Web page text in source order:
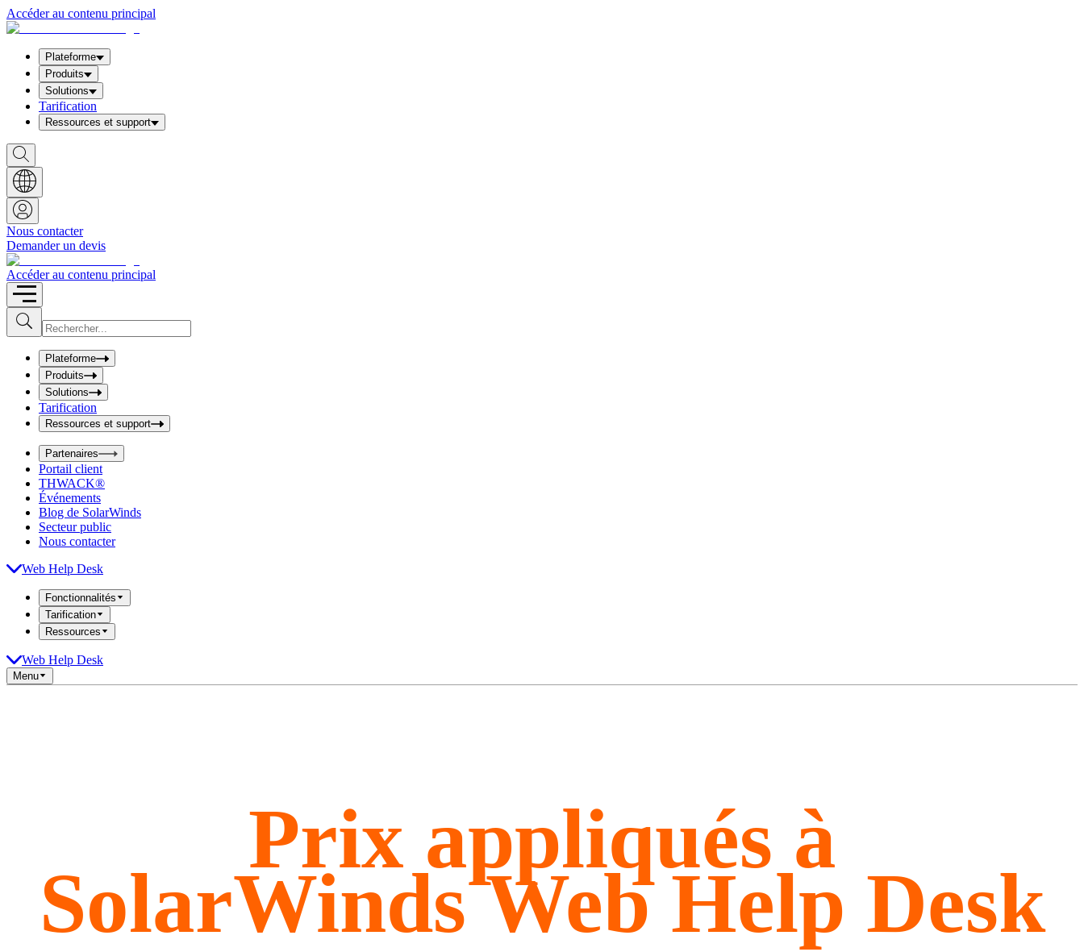
Accéder au contenu principal
Plateforme
Produits
Solutions
Tarification
Ressources et support
S
h
o
w
S
e
a
r
c
h
b
o
x
Nous contacter
Demander un devis
Accéder au contenu principal
S
u
b
I
n
u
t
S
e
a
r
c
h
b
o
x
Plateforme
Produits
Solutions
Tarification
Ressources et support
Partenaires
Portail client
THWACK®
Événements
Blog de SolarWinds
Secteur public
Nous contacter
Web Help Desk
Fonctionnalités
Tarification
Ressources
Web Help Desk
Menu
Prix appliqués à
SolarWinds Web Help Desk